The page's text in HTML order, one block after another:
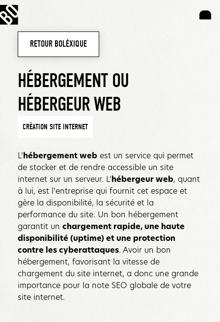
RETOUR BOLÉXIQUE
HÉBERGEMENT OU
HÉBERGEUR WEB
CRÉATION SITE INTERNET
L’hébergement web est un service qui permet
de stocker et de rendre accessible un site
internet sur un serveur. L’hébergeur web, quant
à lui, est l’entreprise qui fournit cet espace et
gère la disponibilité, la sécurité et la
performance du site. Un bon hébergement
garantit un chargement rapide, une haute
disponibilité (uptime) et une protection
contre les cyberattaques. Avoir un bon
hébergement, favorisant la vitesse de
chargement du site internet, a donc une grande
importance pour la note SEO globale de votre
site internet.